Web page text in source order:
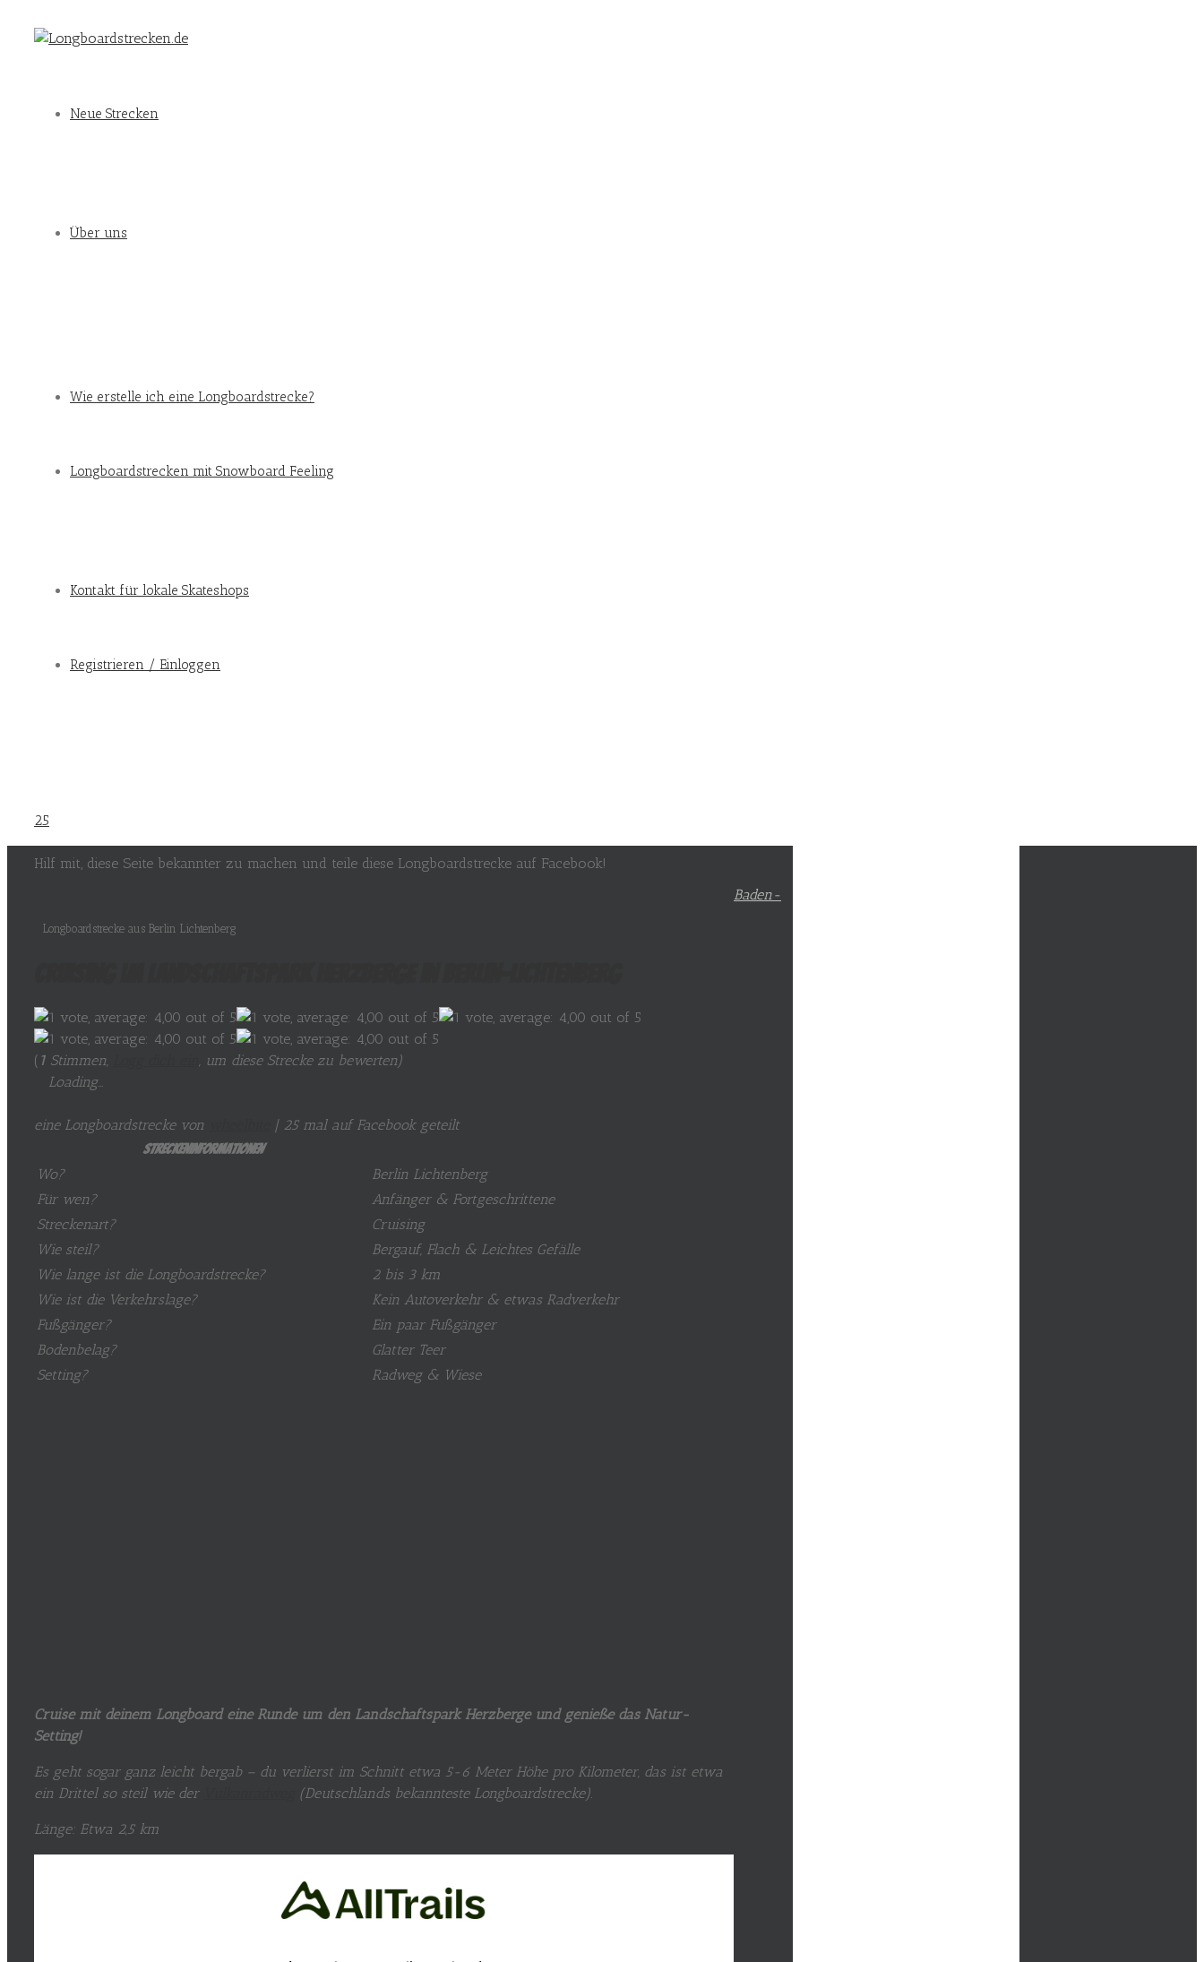
Neue Strecken
Über uns
Wie erstelle ich eine Longboardstrecke?
Longboardstrecken mit Snowboard Feeling
Kontakt für lokale Skateshops
Registrieren / Einloggen
25
Hilf mit, diese Seite bekannter zu machen und teile diese Longboardstrecke auf Facebook!
Longboardstrecke aus Berlin Lichtenberg
( 1 Stimmen, , um diese Strecke zu bewerten)
Loading...
eine Longboardstrecke von | 25 mal auf Facebook geteilt
Streckeninformationen
Wo?
Berlin Lichtenberg
Für wen?
Anfänger & Fortgeschrittene
Streckenart?
Cruising
Wie steil?
Bergauf, Flach & Leichtes Gefälle
Wie lange ist die Longboardstrecke?
2 bis 3 km
Wie ist die Verkehrslage?
Kein Autoverkehr & etwas Radverkehr
Fußgänger?
Ein paar Fußgänger
Bodenbelag?
Glatter Teer
Setting?
Radweg & Wiese
Cruise mit deinem Longboard eine Runde um den Landschaftspark Herzberge und genieße das Natur-
Setting!
Es geht sogar ganz leicht bergab – du verlierst im Schnitt etwa 5-6 Meter Höhe pro Kilometer, das ist etwa
ein Drittel so steil wie der
(Deutschlands bekannteste Longboardstrecke).
Länge: Etwa 2,5 km
Baden-